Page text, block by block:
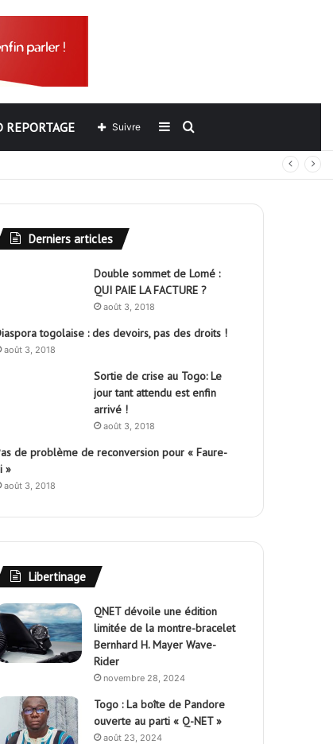
REPORTAGE Rechercher
Sidebar
(barre
Suivre
Derniers articles
Double sommet de Lomé :
QUI PAIE LA FACTURE ?
août 3, 2018
togolaise : des devoirs, pas des droits !
août 3, 2018
Sortie de crise au Togo: Le
jour tant attendu est enfin
arrivé !
août 3, 2018
de problème de reconversion pour « Faure-
»
août 3, 2018
Libertinage
QNET dévoile une édition
limitée de la montre-bracelet
Bernhard H. Mayer Wave-
Rider
novembre 28, 2024
Togo : La boîte de Pandore
ouverte au parti « Q-NET »
août 23, 2024